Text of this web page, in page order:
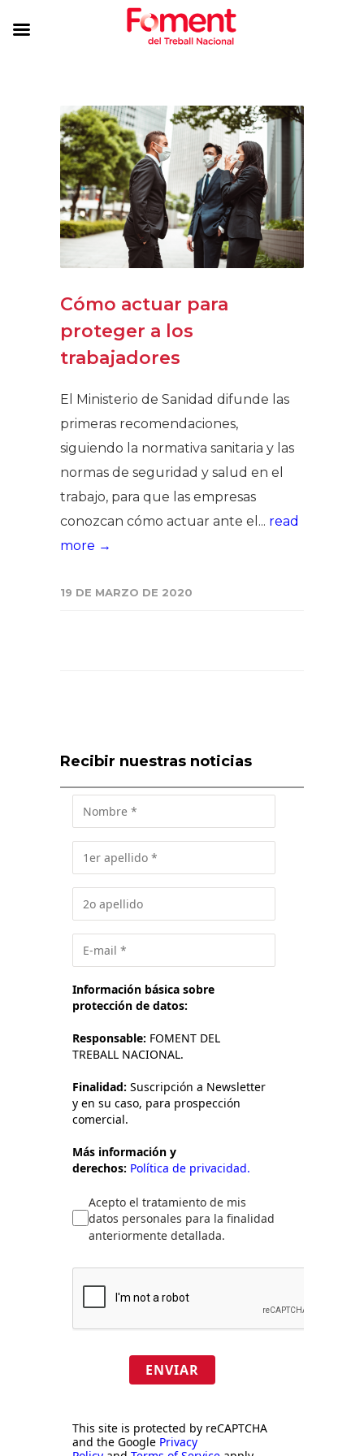
Cómo actuar para
proteger a los
trabajadores
El Ministerio de Sanidad difunde las
primeras recomendaciones,
siguiendo la normativa sanitaria y las
normas de seguridad y salud en el
trabajo, para que las empresas
conozcan cómo actuar ante el... read
more →
19 DE MARZO DE 2020
Recibir nuestras noticias
Información básica sobre
protección de datos:
Responsable: FOMENT DEL
TREBALL NACIONAL.
Finalidad: Suscripción a Newsletter
y en su caso, para prospección
comercial.
Más información y
derechos: Política de privacidad.
Acepto el tratamiento de mis
datos personales para la finalidad
anteriormente detallada.
ENVIAR
This site is protected by reCAPTCHA
and the Google Privacy